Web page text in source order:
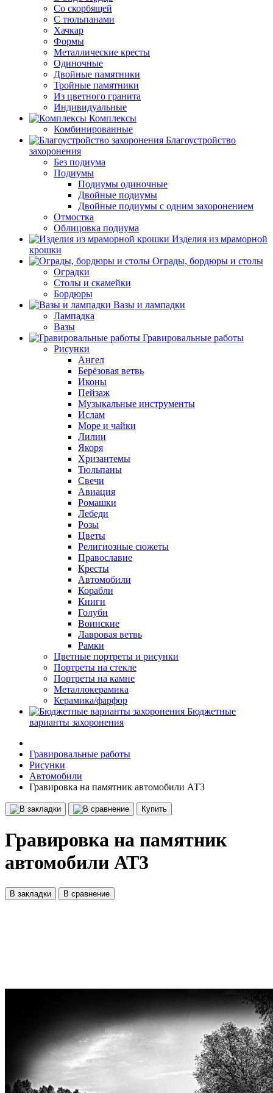
Со скорбящей
С тюльпанами
Хачкар
Формы
Металлические кресты
Одиночные
Двойные памятники
Тройные памятники
Из цветного гранита
Индивидуальные
Комплексы
Комбинированные
Благоустройство
захоронения
Без подиума
Подиумы
Подиумы одиночные
Двойные подиумы
Двойные подиумы с одним захоронением
Отмостка
Облицовка подиума
Изделия из мраморной
крошки
Ограды, бордюры и столы
Оградки
Столы и скамейки
Бордюры
Вазы и лампадки
Лампадка
Вазы
Гравировальные работы
Рисунки
Ангел
Берёзовая ветвь
Иконы
Пейзаж
Музыкальные инструменты
Ислам
Море и чайки
Лилии
Якоря
Хризантемы
Тюльпаны
Свечи
Авиация
Ромашки
Лебеди
Розы
Цветы
Религиозные сюжеты
Православие
Кресты
Автомобили
Корабли
Книги
Голуби
Воинские
Лавровая ветвь
Рамки
Цветные портреты и рисунки
Портреты на стекле
Портреты на камне
Металлокерамика
Керамика/фарфор
Бюджетные
варианты захоронения
Гравировальные работы
Рисунки
Автомобили
Гравировка на памятник автомобили АТ3
Купить
Гравировка на памятник
автомобили АТ3
В закладки В сравнение